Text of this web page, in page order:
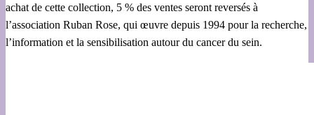
achat de cette collection, 5 % des ventes seront reversés à
l’association Ruban Rose, qui œuvre depuis 1994 pour la recherche,
l’information et la sensibilisation autour du cancer du sein.